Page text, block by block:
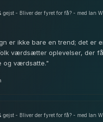
gejst - Bliver der fyret for få? - med Ian
er ikke bare en trend; det er
værdsætter oplevelser, der
og værdsatte."
gejst - Bliver der fyret for få? - med Ian